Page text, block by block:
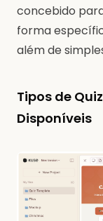
concebido
forma
além de
Tipos de
Disponíveis